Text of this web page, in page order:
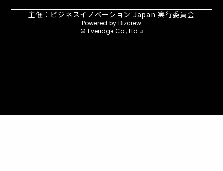
主催：ビジネスイノベーション Japan 実行委員会
Powered by Bizcrew
© Everidge Co., Ltd. open_in_new